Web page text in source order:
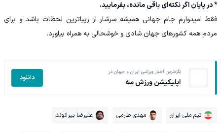
* در پایان اگر نکته‌ای باقی مانده، بفرمایید.
فقط امیدوارم جام جهانی همیشه سرشار از زیباترین لحظات باشد و برای
مردم همه کشورهای جهان شادی و خوشحالی به همراه بیاورد.
تازه‌ترین اخبار ورزشی ایران و جهان در
اپلیکیشن ورزش سه دانلود
تیم ملی ایران مهدی طارمی علیرضا بیرانوند